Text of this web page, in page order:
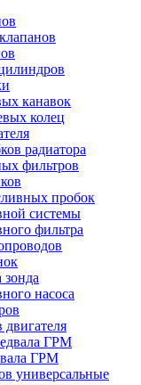
канавок
колец
радиатора
фильтров
пробок
системы
фильтра
насоса
ГРМ
ГРМ
универсальные